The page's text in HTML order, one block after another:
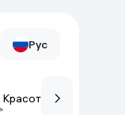
Рус
Красота и уход